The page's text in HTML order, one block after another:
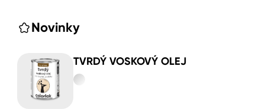
Novinky
TVRDÝ VOSKOVÝ OLEJ